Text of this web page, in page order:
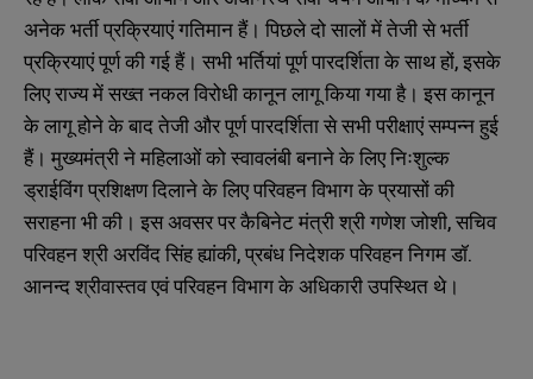
N
N
अनेक भर्ती प्रक्रियाएं गतिमान हैं। पिछले दो सालों में तेजी से भर्ती
प्रक्रियाएं पूर्ण की गई हैं। सभी भर्तियां पूर्ण पारदर्शिता के साथ हों, इसके
लिए राज्य में सख्त नकल विरोधी कानून लागू किया गया है। इस कानून
के लागू होने के बाद तेजी और पूर्ण पारदर्शिता से सभी परीक्षाएं सम्पन्न हुई
हैं। मुख्यमंत्री ने महिलाओं को स्वावलंबी बनाने के लिए निःशुल्क
ड्राईविंग प्रशिक्षण दिलाने के लिए परिवहन विभाग के प्रयासों की
सराहना भी की। इस अवसर पर कैबिनेट मंत्री श्री गणेश जोशी, सचिव
परिवहन श्री अरविंद सिंह ह्यांकी, प्रबंध निदेशक परिवहन निगम डॉ.
आनन्द श्रीवास्तव एवं परिवहन विभाग के अधिकारी उपस्थित थे।